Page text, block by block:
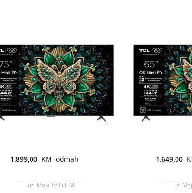
1.899,00 KM odmah
uz Moja TV Full M
1.649,00
uz